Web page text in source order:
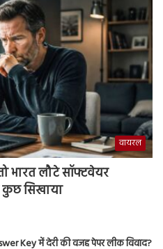
वायरल
भारत लौटे सॉफ्टवेयर
कुछ सिखाया
Key में देरी की वजह पेपर लीक विवाद?